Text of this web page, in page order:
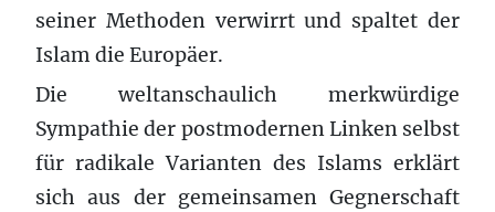
seiner Methoden verwirrt und spaltet der
Islam die Europäer.
Die weltanschaulich merkwürdige
Sympathie der postmodernen Linken selbst
für radikale Varianten des Islams erklärt
sich aus der gemeinsamen Gegnerschaft